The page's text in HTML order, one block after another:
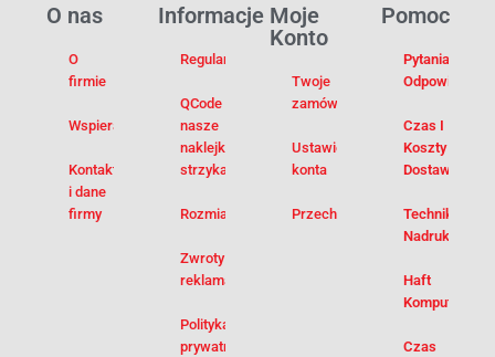
Pomoc
Pytania I
Odpowiedzi
Czas I
Koszty
Dostawy
Techniki
Nadruku
Haft
Komputerowy
Czas
Moje
Konto
Twoje
zamówienia
Ustawienia
konta
Przechowalnia
Informacje
Regulamin
QCode –
nasze
naklejki na
strzykawki
Rozmiarówka
Zwroty i
reklamacje
Polityka
prywatności
O nas
O
firmie
Wspieramy
Kontakt
i dane
firmy